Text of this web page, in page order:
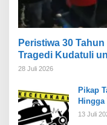
Peristiwa 30
Tragedi Kudatuli
28 Juli 2026
Pikap
Hingga
13 Juli